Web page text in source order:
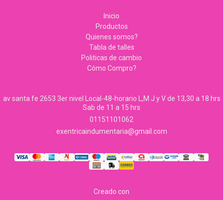
Inicio
Productos
Quienes somos?
Tabla de talles
Politicas de cambio
Cómo Compro?
av santa fe 2653 3er nivel Local-48-horario L,M J y V de 13,30 a 18 hrs
Sab de 11 a 15 hrs
01151101062
exentricaindumentaria@gmail.com
Creado con